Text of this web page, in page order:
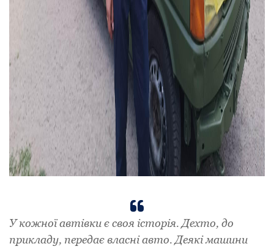
У кожної автівки є своя історія. Дехто, до
прикладу, передає власні авто. Деякі машини